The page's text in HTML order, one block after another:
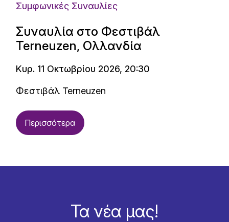
Συμφωνικές Συναυλίες
Συναυλία στο Φεστιβάλ
Terneuzen, Ολλανδία
Κυρ. 11 Οκτωβρίου 2026, 20:30
Φεστιβάλ Terneuzen
Περισσότερα
Τα νέα μας!